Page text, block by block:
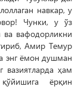
навкар, у
Чунки, у ўз
вафодорликни
Амир Темур
энг ёмон душман
вазиятларда ҳам
ёрқин